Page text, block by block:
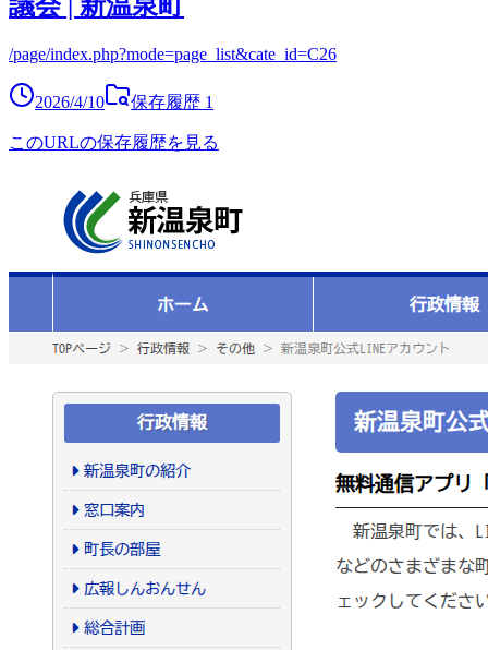
議会 | 新温泉町
/page/index.php?mode=page_list&cate_id=C26
2026/4/10 保存履歴 1
このURLの保存履歴を見る